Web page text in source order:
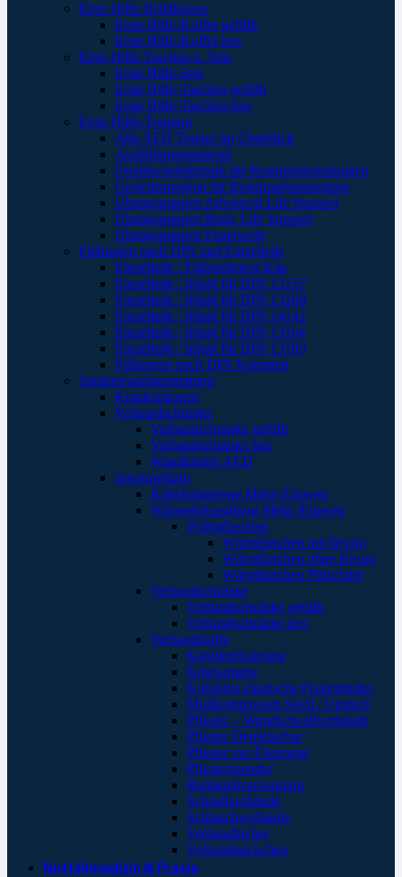
Erste Hilfe Behältnisse
Erste Hilfe-Koffer gefüllt
Erste Hilfe-Koffer leer
Erste Hilfe Taschen u. Sets
Erste Hilfe-Sets
Erste Hilfe-Taschen gefüllt
Erste Hilfe-Taschen leer
Erste Hilfe-Training
Alle AED Trainer im Überblick
Ausbildungsmaterial
Feedbackelektronik für Reanimationspuppen
Gesichtsmasken für Reanimationspuppen
Übungspuppen Advanced Life Support
Übungspuppen Basic Life Support
Übungspuppen Feuerwehr
Füllungen nach DIN und Einzelteile
Einzelteile / Füllsortiment Kita
Einzelteile / Inhalt für DIN 13157
Einzelteile / Inhalt für DIN 13169
Einzelteile / Inhalt für DIN 14142
Einzelteile / Inhalt für DIN 13164
Einzelteile / Inhalt für DIN 13160
Füllungen nach DIN Komplett
Sanitätsraumausstattung
Krankentragen
Verbandschränke
Verbandschränke gefüllt
Verbandschränke leer
Wandkästen AED
Sportmedizin
Kältekompresse Mehr-/Einweg
Wärmebehandlung Mehr-/Einweg
Wärmflaschen
Wärmflaschen mit Bezug
Wärmflaschen ohne Bezug
Wärmflaschen Plüschtier
Verbandschränke
Verbandschränke gefüllt
Verbandschränke leer
Verbandstoffe
Kanülenfixierung
Kinesoptape
Kohäsive elastische Fixierbinden
Mullkompressen Steril / Unsteril
Pflaster – Wundschnellverbände
Pflaster Detektierbar
Pflaster zur Fixierung
Pflasterspender
Replantatversorgung
Schnellverbände
Schlauchverbände
Verbandtücher
Verbandpäckchen
Notfallmedizin & Praxis